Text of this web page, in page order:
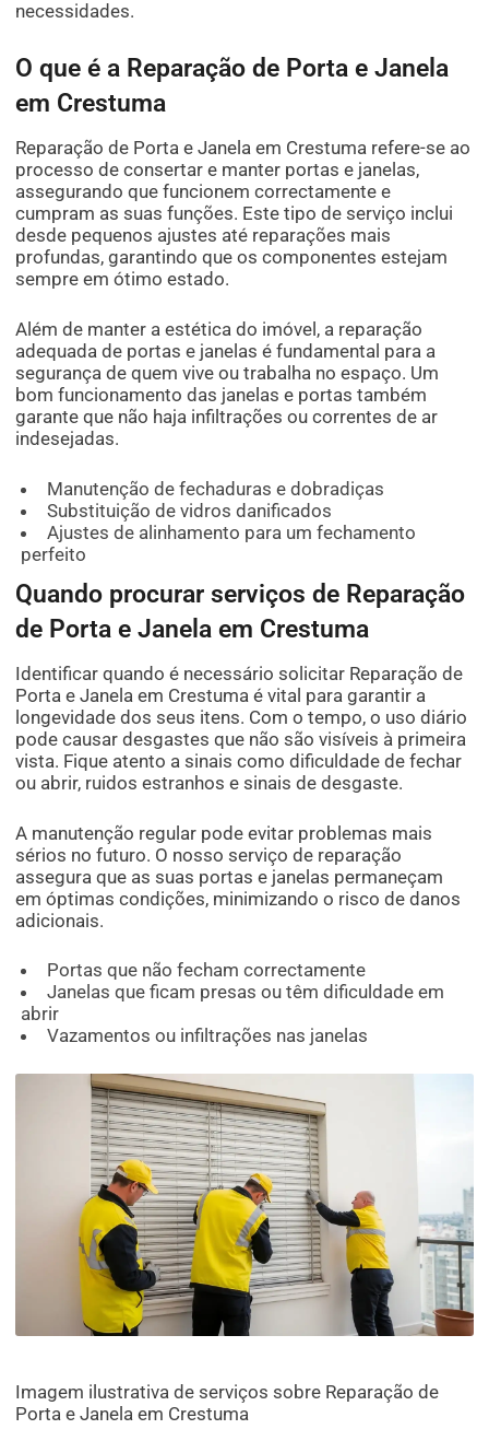
necessidades.
O que é a Reparação de Porta e Janela
em Crestuma
Reparação de Porta e Janela em Crestuma refere-se ao
processo de consertar e manter portas e janelas,
assegurando que funcionem correctamente e
cumpram as suas funções. Este tipo de serviço inclui
desde pequenos ajustes até reparações mais
profundas, garantindo que os componentes estejam
sempre em ótimo estado.
Além de manter a estética do imóvel, a reparação
adequada de portas e janelas é fundamental para a
segurança de quem vive ou trabalha no espaço. Um
bom funcionamento das janelas e portas também
garante que não haja infiltrações ou correntes de ar
indesejadas.
Manutenção de fechaduras e dobradiças
Substituição de vidros danificados
Ajustes de alinhamento para um fechamento
perfeito
Quando procurar serviços de Reparação
de Porta e Janela em Crestuma
Identificar quando é necessário solicitar Reparação de
Porta e Janela em Crestuma é vital para garantir a
longevidade dos seus itens. Com o tempo, o uso diário
pode causar desgastes que não são visíveis à primeira
vista. Fique atento a sinais como dificuldade de fechar
ou abrir, ruidos estranhos e sinais de desgaste.
A manutenção regular pode evitar problemas mais
sérios no futuro. O nosso serviço de reparação
assegura que as suas portas e janelas permaneçam
em óptimas condições, minimizando o risco de danos
adicionais.
Portas que não fecham correctamente
Janelas que ficam presas ou têm dificuldade em
abrir
Vazamentos ou infiltrações nas janelas
Imagem ilustrativa de serviços sobre Reparação de
Porta e Janela em Crestuma